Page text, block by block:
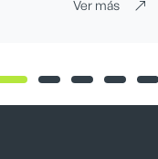
Ver más